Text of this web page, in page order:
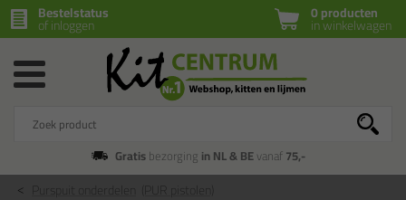
0 producten
in winkelwagen
Bestelstatus
of inloggen
Gratisbezorging in NL & BEvanaf75,-